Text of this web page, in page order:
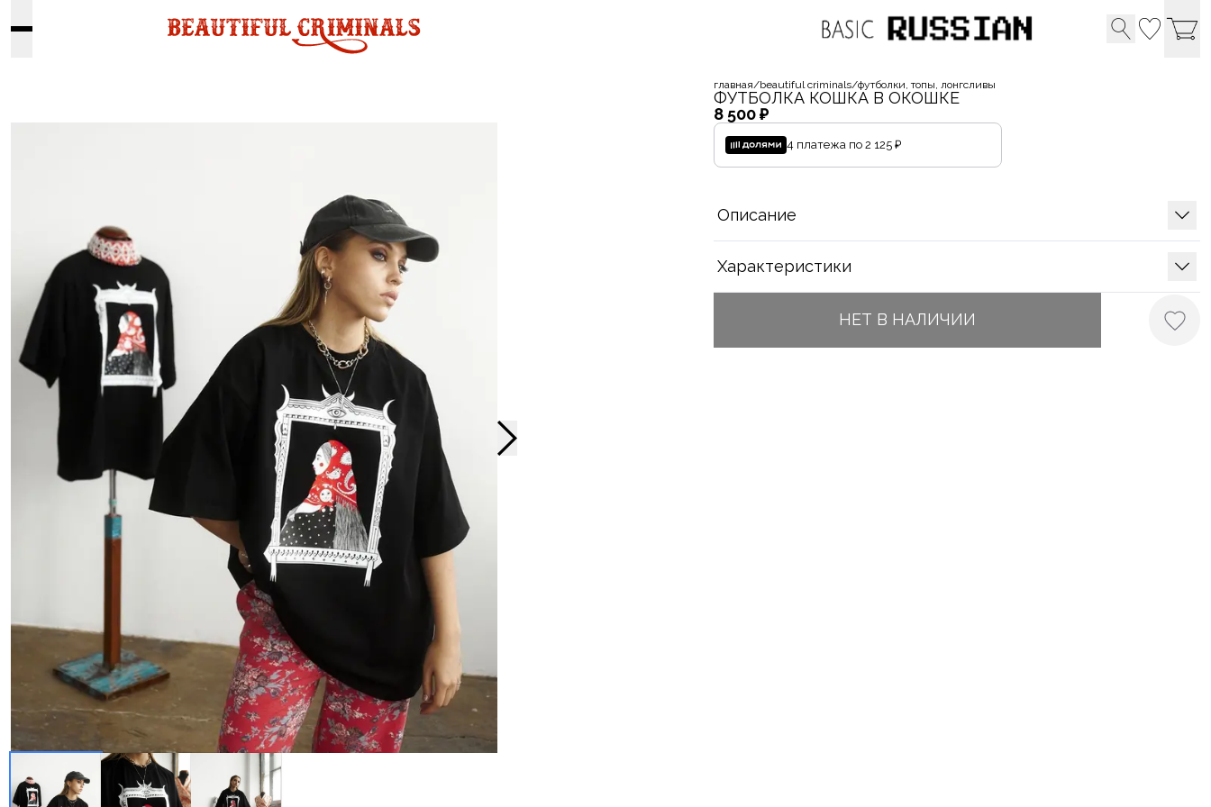
главная/beautiful criminals/футболки, топы, лонгсливы
ФУТБОЛКА КОШКА В ОКОШКЕ
8 500 ₽
4 платежа по 2 125 ₽
Описание
Характеристики
НЕТ В НАЛИЧИИ